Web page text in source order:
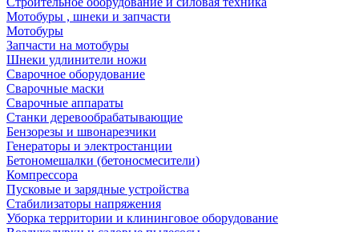
Мотобуры , шнеки и запчасти
Мотобуры
Запчасти на мотобуры
Шнеки удлинители ножи
Сварочное оборудование
Сварочные маски
Сварочные аппараты
Станки деревообрабатывающие
Бензорезы и швонарезчики
Генераторы и электростанции
Бетономешалки (бетоносмесители)
Компрессора
Пусковые и зарядные устройства
Стабилизаторы напряжения
Уборка территории и клининговое оборудование